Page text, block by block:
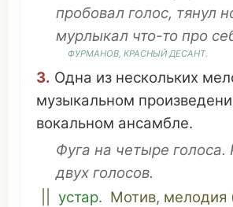
пробовал голос, тянул
мурлыкал что-то про
ФУРМАНОВ, КРАСНЫЙ ДЕСАНТ.
3. Одна из нескольких
музыкальном
вокальном ансамбле.
Фуга на четыре голоса.
двух голосов.
устар. Мотив, мелодия